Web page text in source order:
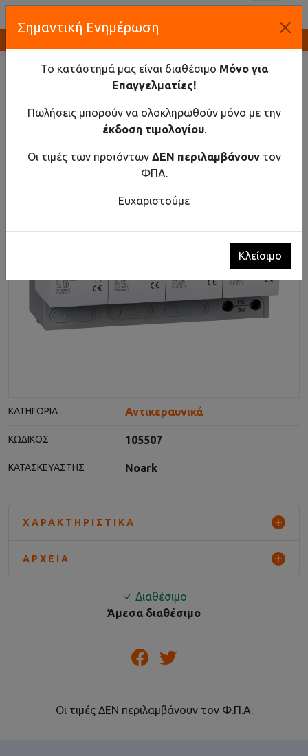
ΑΡΧΙΚΉ
ΥΛΙΚΌ ΡΆΓΑΣ
ΑΝΤΙΚΕΡΑΥΝΙΚΆ
ΑΝΤΙΚΕΡΑΥΝΙΚΌ AC T1+T2 25KA 4 ΠΌΛΟΙ
Αντικεραυνικό AC T1+T2 25kA 4 πόλοι
ΚΑΤΗΓΟΡΊΑ Αντικεραυνικά
ΚΩΔΙΚΌΣ 105507
ΚΑΤΑΣΚΕΥΑΣΤΉΣ Noark
ΧΑΡΑΚΤΗΡΙΣΤΙΚΆ
ΑΡΧΕΊΑ
Διαθέσιμο
Άμεσα διαθέσιμο
Οι τιμές ΔΕΝ περιλαμβάνουν τον Φ.Π.Α.
Σημαντική Ενημέρωση
Το κατάστημά μας είναι διαθέσιμο Μόνο για
Επαγγελματίες!
Πωλήσεις μπορούν να ολοκληρωθούν μόνο με την
έκδοση τιμολογίου.
Οι τιμές των προϊόντων ΔΕΝ περιλαμβάνουντον
ΦΠΑ.
Ευχαριστούμε
Κλείσιμο